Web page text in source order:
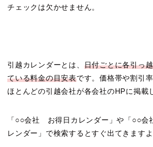
チェックは欠かせません。
引越カレンダーとは、 日付ごとに各引っ
ている料金の目安表です。価格帯や割引
ほとんどの引越会社が各会社のHPに掲載
「○○会社 お得日カレンダー」や「○○
レンダー」で検索するとすぐ出てきますよ